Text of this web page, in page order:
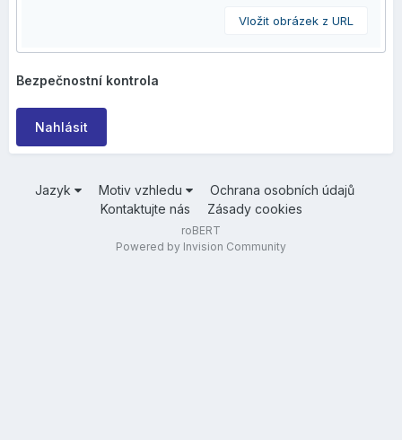
Vložit obrázek z URL
Bezpečnostní kontrola
Nahlásit
Jazyk Motiv vzhledu
Ochrana osobních údajů
Kontaktujte nás
Zásady cookies
roBERT
Powered by Invision Community